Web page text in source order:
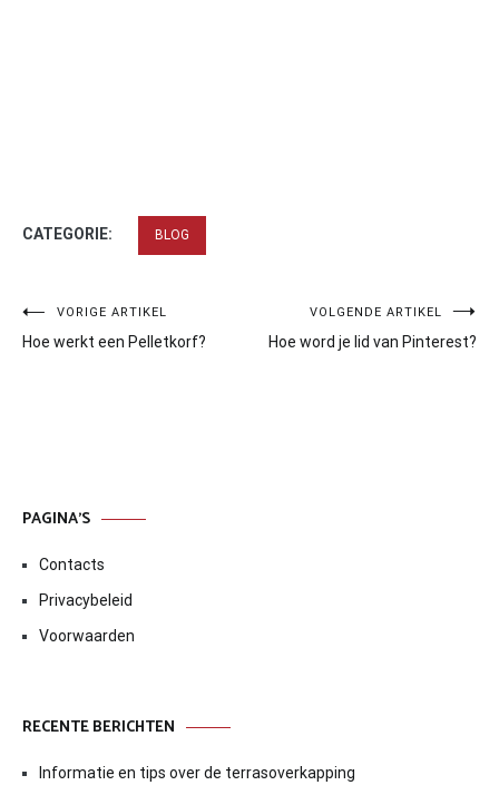
CATEGORIE: BLOG
Bericht
navigatie
VORIGE ARTIKEL
Hoe werkt een Pelletkorf?
VOLGENDE ARTIKEL
Hoe word je lid van Pinterest?
PAGINA’S
Contacts
Privacybeleid
Voorwaarden
RECENTE BERICHTEN
Informatie en tips over de terrasoverkapping